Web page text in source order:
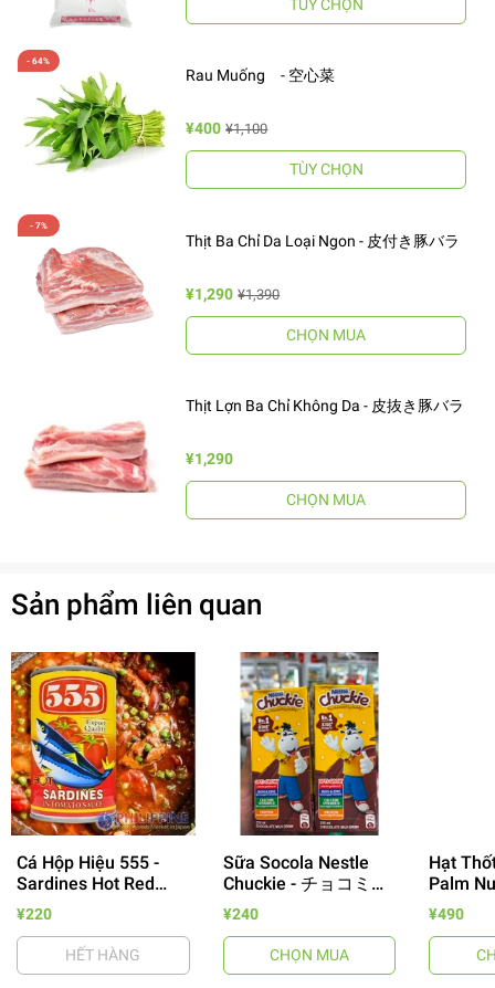
TÙY CHỌN
- 64%
Rau Muống - 空心菜
¥400 ¥1,100
TÙY CHỌN
Thịt Ba Chỉ Da Loại Ngon - 皮付き豚バラ
¥1,290 ¥1,390
CHỌN MUA
Thịt Lợn Ba Chỉ Không Da - 皮抜き豚バラ
¥1,290
CHỌN MUA
Sản phẩm liên quan
Cá Hộp Hiệu 555 -
Sardines Hot Red
155g
¥220
HẾT HÀNG
Sữa Socola Nestle
Chuckie - チョコミル
ク 250ml
¥240
CHỌN MUA
Hạt
Palm
Màu
¥490